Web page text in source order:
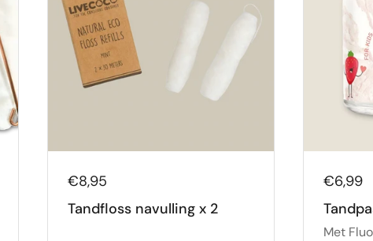
€8,95
Tandfloss navulling x 2
€6,99
Met